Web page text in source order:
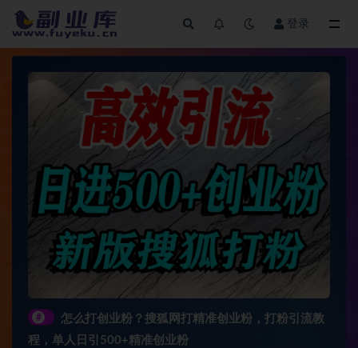
登录
#
怎么打创业粉？搜狐网打精准创业粉，打粉引流教
程，单人日引500+精准创业粉